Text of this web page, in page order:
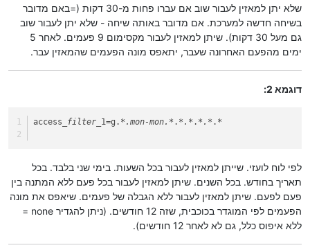
שלא יתן למאזין לעבור שוב אם עברו פחות מ-30 דקות (=באם מדובר
בשיחה חדשה למערכת. אם מדובר באותה שיחה - שלא יתן לעבור שוב
גם מעל 30 דקות). שיתן למאזין לעבור מקסימום 9 פעמים. לאחר 5
ימים מהפעם האחרונה שעבר, יתאפס מונה הפעמים שהמאזין עבר.
דוגמא 2:
access _filter_ 1=g. *.mon-mon.* . *.* . *.* . *
לפי לוח לועזי. שייתן למאזין לעבור בכל השעות. בימי שני בלבד. בכל
תאריך בחודש. בכל השנים. שיתן למאזין לעבור בכל פעם ללא המתנה בין
פעם לפעם. שיתן למאזין לעבור ללא הגבלה של פעמים. שיאפס את מונה
הפעמים לפי המוגדר בכוכבית, שזה 12 חודשים. (ניתן להגדיר none =
ללא איפוס כלל, גם לא לאחר 12 חודשים).